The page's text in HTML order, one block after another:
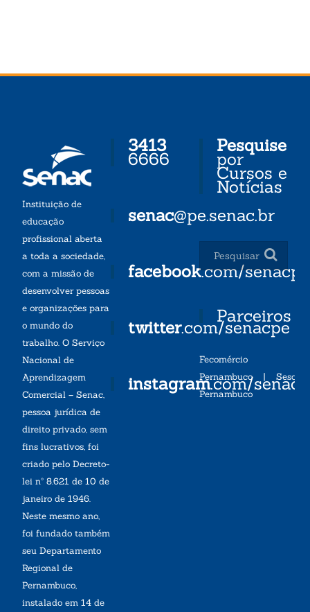
Instituição de
educação
profissional aberta
a toda a sociedade,
com a missão de
desenvolver pessoas
e organizações para
o mundo do
trabalho. O Serviço
Nacional de
Aprendizagem
Comercial – Senac,
pessoa jurídica de
direito privado, sem
fins lucrativos, foi
criado pelo Decreto-
lei nº 8.621 de 10 de
janeiro de 1946.
Neste mesmo ano,
foi fundado também
seu Departamento
Regional de
Pernambuco,
instalado em 14 de
3413
6666
senac@pe.senac.br
facebook.com/senacpe
twitter.com/senacpe
instagram.com/
Pesquise
por
Cursos e
Notícias
Parceiros
Fecomércio
Pernambuco| Sesc
Pernambuco